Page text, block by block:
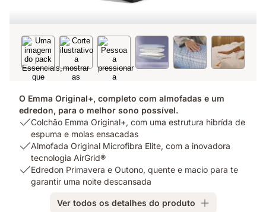
O Emma Original+, completo com almofadas e um
edredon, para o melhor sono possível.
USP
Colchão
Emma
Original+,
com
Colchão Emma Original+, com uma estrutura hibrída de
espuma e molas ensacadas
USP
Almofada
Original
Almofada Original Microfibra Elite, com a inovadora
tecnologia AirGrid®
USPEdredon Primavera e Outono, quente e macio para te
garantir uma noite descansada
Ver todos os detalhes do produto